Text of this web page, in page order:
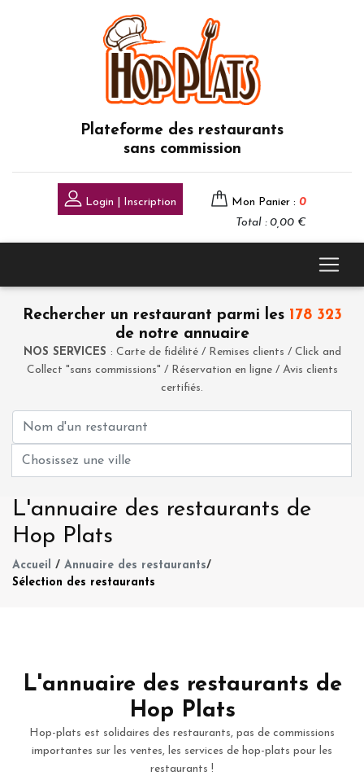
Plateforme des restaurants
sans commission
Login | Inscription Mon Panier : 0
Total : 0,00 €
Rechercher un restaurant parmi les 178 323
de notre annuaire
NOS SERVICES : Carte de fidélité / Remises clients / Click and
Collect "sans commissions" / Réservation en ligne / Avis clients
certifiés.
L'annuaire des restaurants de
Hop Plats
Accueil / Annuaire des restaurants/
Sélection des restaurants
L'annuaire des restaurants de
Hop Plats
Hop-plats est solidaires des restaurants, pas de commissions
importantes sur les ventes, les services de hop-plats pour les
restaurants !